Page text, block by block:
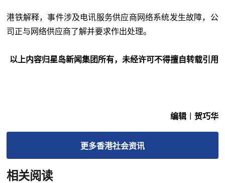
港铁解释，事件涉及电讯服务供应商网络系统发生故障，公
司正与网络供应商了解并要求作出处理。
以上内容归星岛新闻集团所有，未经许可不得擅自转载引用
编辑︱贺巧华
更多香港社会资讯
相关阅读